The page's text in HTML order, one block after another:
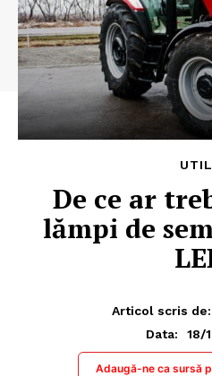
De ce ar
lămpi de
Articol scris de:
Data:
18/
Adaugă-ne ca sursă